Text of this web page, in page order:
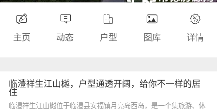
主页 动态 户型 图库 详情
临澧祥生江山樾，户型通透开阔，给你不一样的居
住
临澧祥生江山樾位于临澧县安福镇月亮岛西岛，是一个集旅游、休